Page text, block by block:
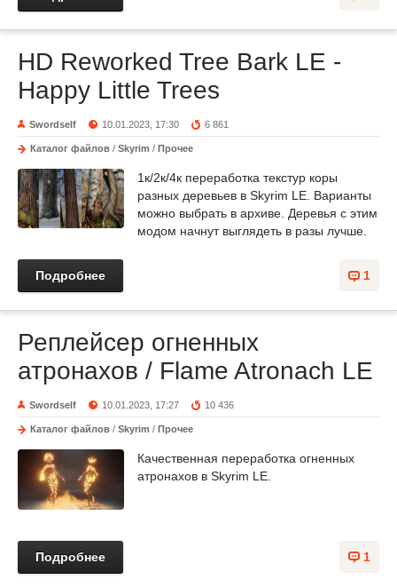
HD Reworked Tree Bark LE -
Happy Little Trees
Swordself 10.01.2023, 17:30 6 861
Каталог файлов / Skyrim / Прочее
1к/2к/4к переработка текстур коры
разных деревьев в Skyrim LE. Варианты
можно выбрать в архиве. Деревья с этим
модом начнут выглядеть в разы лучше.
1
Подробнее
Реплейсер огненных
атронахов / Flame Atronach LE
Swordself 10.01.2023, 17:27 10 436
Каталог файлов / Skyrim / Прочее
Качественная переработка огненных
атронахов в Skyrim LE.
1
Подробнее